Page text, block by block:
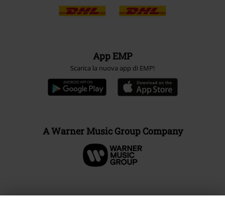
App EMP
Scarica la nuova app di EMP!
A Warner Music Group Company